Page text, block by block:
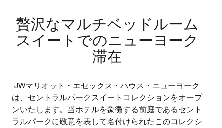
贅沢なマルチベッドルーム
スイートでのニューヨーク
滞在
JWマリオット・エセックス・ハウス・ニューヨーク
は、セントラルパークスイートコレクションをオープ
ンいたします。当ホテルを象徴する前庭であるセント
ラルパークに敬意を表して名付けられたこのコレクシ